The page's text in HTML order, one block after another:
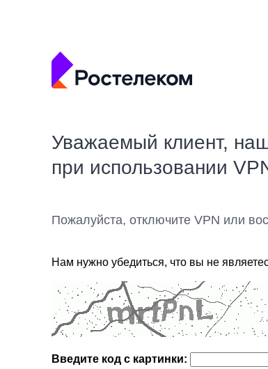
Уважаемый клиент,
при использовании
Пожалуйста, отключите VPN или
Нам нужно убедиться, что вы не
Введите код с картинки: